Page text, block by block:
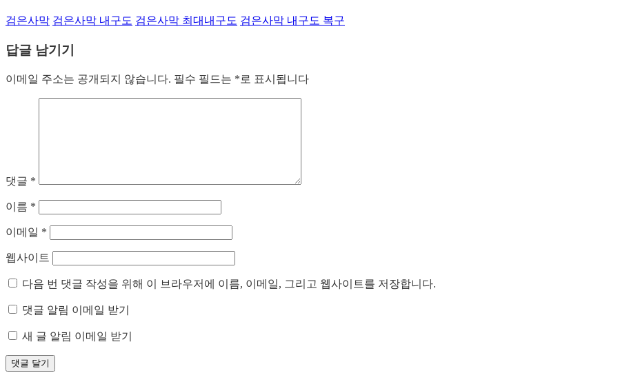
검은사막 검은사막 내구도 검은사막 최대내구도 검은사막 내구도 복구
답글 남기기
이메일 주소는 공개되지 않습니다. 필수 필드는 * 로 표시됩니다
댓글 *
이름 *
이메일 *
웹사이트
다음 번 댓글 작성을 위해 이 브라우저에 이름, 이메일, 그리고 웹사이트를 저장합니다.
댓글 알림 이메일 받기
새 글 알림 이메일 받기